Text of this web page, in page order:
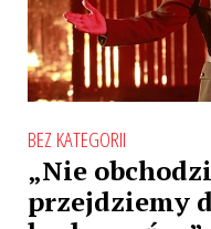
BEZ KATEGORII
„Nie
przejdziemy